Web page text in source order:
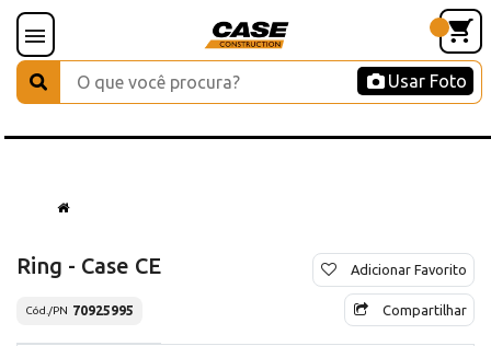
Usar Foto
Ring - Case CE
Cód./PN 70925995
Adicionar Favorito
Compartilhar